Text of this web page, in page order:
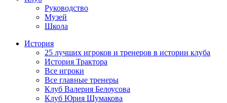
Руководство
Музей
Школа
История
25 лучших игроков и тренеров в истории клуба
История Трактора
Все игроки
Все главные тренеры
Клуб Валерия Белоусова
Клуб Юрия Шумакова